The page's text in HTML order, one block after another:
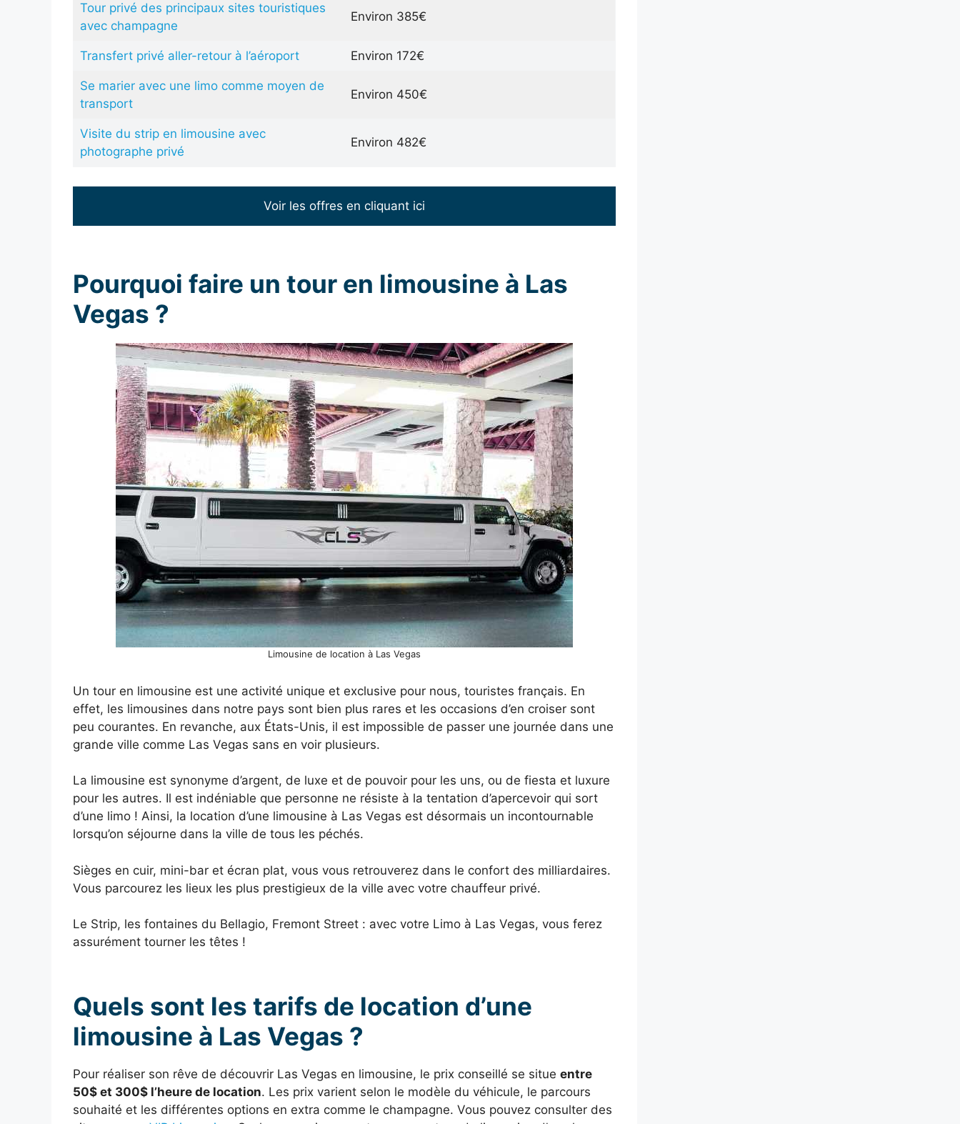
Tour privé des principaux sites touristiques
avec champagne
Environ 385€
Transfert privé aller-retour à l’aéroport Environ 172€
Se marier avec une limo comme moyen de
transport
Environ 450€
Visite du strip en limousine avec
photographe privé
Environ 482€
Voir les offres en cliquant ici
Pourquoi faire un tour en limousine à Las
Vegas ?
Limousine de location à Las Vegas
Un tour en limousine est une activité unique et exclusive pour nous, touristes français. En
effet, les limousines dans notre pays sont bien plus rares et les occasions d’en croiser sont
peu courantes. En revanche, aux États-Unis, il est impossible de passer une journée dans une
grande ville comme Las Vegas sans en voir plusieurs.
La limousine est synonyme d’argent, de luxe et de pouvoir pour les uns, ou de fiesta et luxure
pour les autres. Il est indéniable que personne ne résiste à la tentation d’apercevoir qui sort
d’une limo ! Ainsi, la location d’une limousine à Las Vegas est désormais un incontournable
lorsqu’on séjourne dans la ville de tous les péchés.
Sièges en cuir, mini-bar et écran plat, vous vous retrouverez dans le confort des milliardaires.
Vous parcourez les lieux les plus prestigieux de la ville avec votre chauffeur privé.
Le Strip, les fontaines du Bellagio, Fremont Street : avec votre Limo à Las Vegas, vous ferez
assurément tourner les têtes !
Quels sont les tarifs de location d’une
limousine à Las Vegas ?
Pour réaliser son rêve de découvrir Las Vegas en limousine, le prix conseillé se situe entre
50$ et 300$ l’heure de location. Les prix varient selon le modèle du véhicule, le parcours
souhaité et les différentes options en extra comme le champagne. Vous pouvez consulter des